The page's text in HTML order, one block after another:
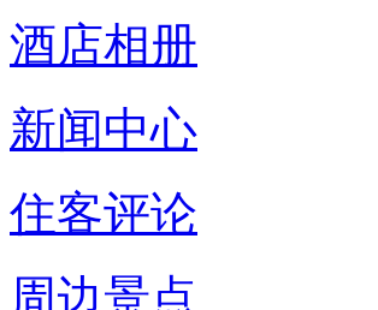
酒店相册
新闻中心
住客评论
周边景点